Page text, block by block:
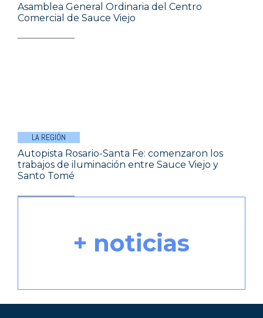
Asamblea General Ordinaria del Centro
Comercial de Sauce Viejo
LA REGIÓN
Autopista Rosario-Santa Fe: comenzaron los
trabajos de iluminación entre Sauce Viejo y
Santo Tomé
+ noticias